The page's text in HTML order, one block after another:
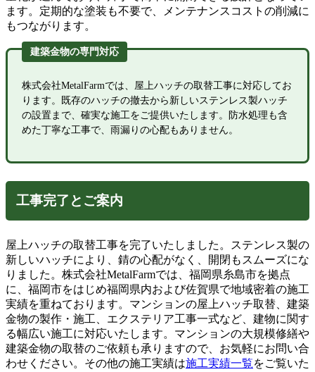
ます。定期的な塗装も不要で、メンテナンスコストの削減に
もつながります。
建築金物の専門対応
株式会社MetalFarmでは、屋上ハッチの取替工事に対応してお
ります。既存のハッチの撤去から新しいステンレス製ハッチ
の設置まで、確実な施工をご提供いたします。防水処理も含
めた丁寧な工事で、雨漏りの心配もありません。
工事完了とご案内
屋上ハッチの取替工事を完了いたしました。ステンレス製の
新しいハッチにより、錆の心配がなく、開閉もスムーズにな
りました。株式会社MetalFarmでは、福岡県糸島市を拠点
に、福岡市をはじめ福岡県内および佐賀県で地域密着の施工
実績を重ねております。マンションの屋上ハッチ取替、建築
金物の製作・施工、エクステリア工事一式など、建物に関す
る幅広い施工に対応いたします。マンションの大規模修繕や
建築金物の取替のご依頼も承りますので、お気軽にお問い合
わせください。その他の施工実績は施工実績一覧をご覧いた